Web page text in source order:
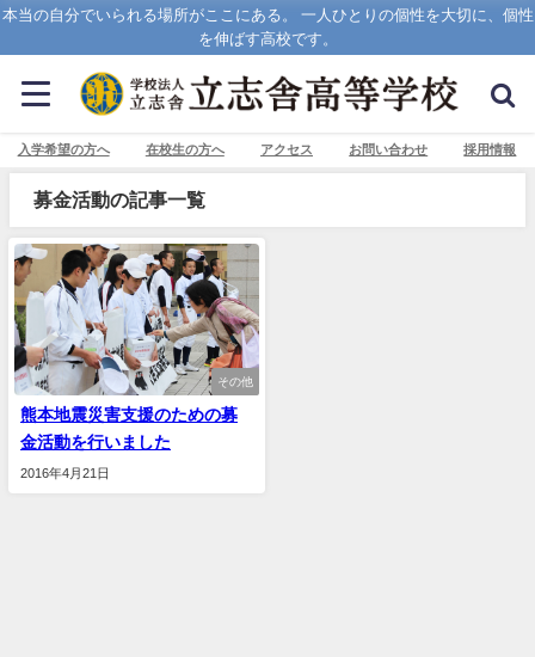
本当の自分でいられる場所がここにある。 一人ひとりの個性を大切に、個性
を伸ばす高校です。
入学希望の方へ 在校生の方へ アクセス お問い合わせ 採用情報
募金活動の記事一覧
その他
熊本地震災害支援のための募
金活動を行いました
2016年4月21日